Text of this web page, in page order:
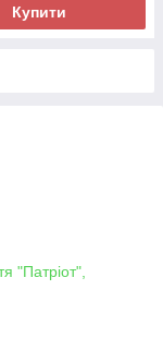
Купити
"Патріот",